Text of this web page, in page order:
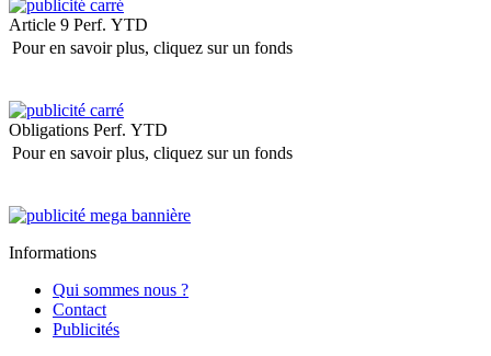
Article 9 Perf. YTD
Pour en savoir plus, cliquez sur un fonds
Obligations Perf. YTD
Pour en savoir plus, cliquez sur un fonds
Informations
Qui sommes nous ?
Contact
Publicités